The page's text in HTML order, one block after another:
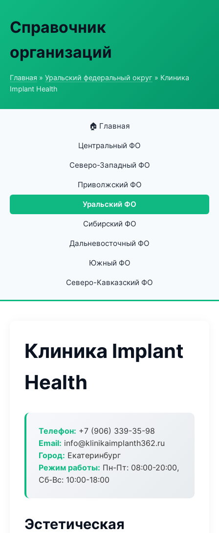
Справочник
организаций
Главная » Уральский федеральный округ » Клиника
Implant Health
🏠 Главная
Центральный ФО
Северо-Западный ФО
Приволжский ФО
Уральский ФО
Сибирский ФО
Дальневосточный ФО
Южный ФО
Северо-Кавказский ФО
Клиника Implant
Health
Телефон: +7 (906) 339-35-98
Email: info@klinikaimplanth362.ru
Город: Екатеринбург
Режим работы: Пн-Пт: 08:00-20:00,
Сб-Вс: 10:00-18:00
Эстетическая